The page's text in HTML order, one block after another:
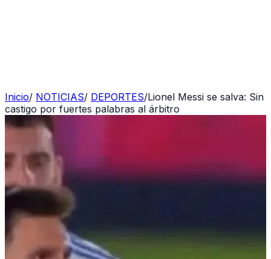
Inicio/ NOTICIAS/ DEPORTES/Lionel Messi se salva: Sin
castigo por fuertes palabras al árbitro